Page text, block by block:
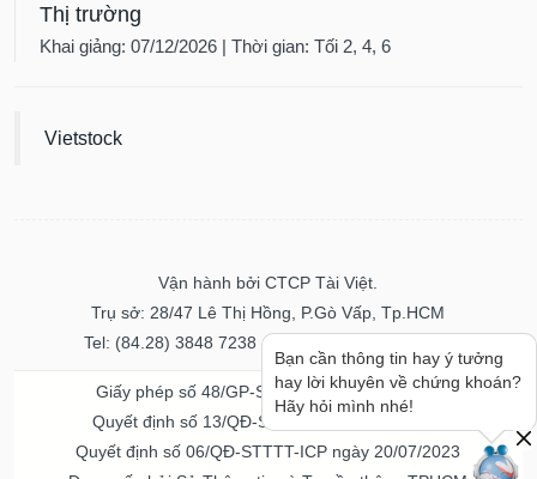
Thị trường
Khai giảng: 07/12/2026 | Thời gian: Tối 2, 4, 6
Vietstock
Vận hành bởi CTCP Tài Việt.
Trụ sở: 28/47 Lê Thị Hồng, P.Gò Vấp, Tp.HCM
Tel: (84.28) 3848 7238 - Fax: (84.28) 3848 7237
Giấy phép số 48/GP-STTTT ngày 04/11/2016
Quyết định số 13/QĐ-STTTT ngày 02/11/2017
Quyết định số 06/QĐ-STTTT-ICP ngày 20/07/2023
Bạn cần thông tin hay ý tưởng
hay lời khuyên về chứng khoán?
Hãy hỏi mình nhé!